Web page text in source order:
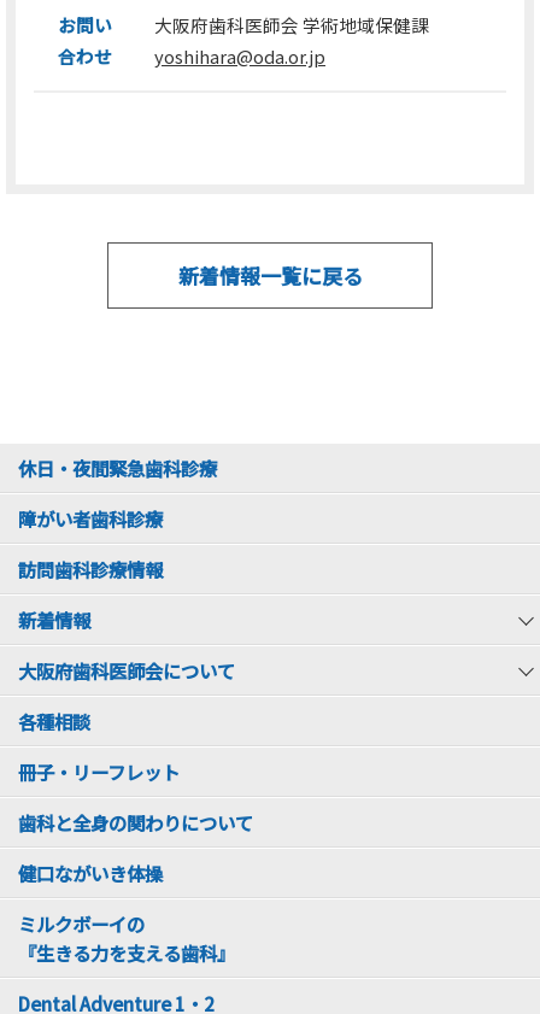
お問い
合わせ
大阪府歯科医師会 学術地域保健課
yoshihara@oda.or.jp
新着情報一覧に戻る
休日・夜間緊急歯科診療
障がい者歯科診療
訪問歯科診療情報
新着情報
大阪府歯科医師会について
各種相談
冊子・リーフレット
歯科と全身の関わりについて
健口ながいき体操
ミルクボーイの
『生きる力を支える歯科』
Dental Adventure 1・2